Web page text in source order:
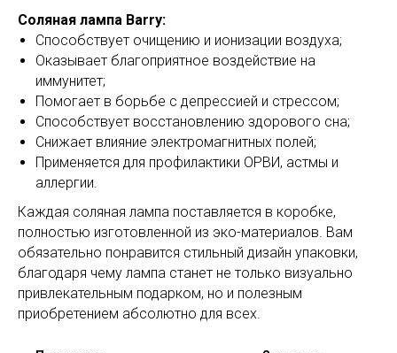
Соляная лампа Barry:
Способствует очищению и ионизации воздуха;
Оказывает благоприятное воздействие на
иммунитет;
Помогает в борьбе с депрессией и стрессом;
Способствует восстановлению здорового сна;
Снижает влияние электромагнитных полей;
Применяется для профилактики ОРВИ, астмы и
аллергии.
Каждая соляная лампа поставляется в коробке,
полностью изготовленной из эко-материалов. Вам
обязательно понравится стильный дизайн упаковки,
благодаря чему лампа станет не только визуально
привлекательным подарком, но и полезным
приобретением абсолютно для всех.